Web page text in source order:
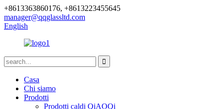
+8613363860176, +8613223455645
manager@qqglassltd.com
English
Casa
Chi siamo
Prodotti
Prodotti caldi QiAOQi